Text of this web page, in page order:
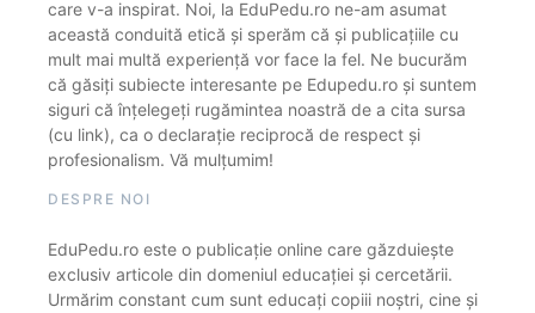
care v-a inspirat. Noi, la EduPedu.ro ne-am asumat
această conduită etică și sperăm că și publicațiile cu
mult mai multă experiență vor face la fel. Ne bucurăm
că găsiți subiecte interesante pe Edupedu.ro și suntem
siguri că înțelegeți rugămintea noastră de a cita sursa
(cu link), ca o declarație reciprocă de respect și
profesionalism. Vă mulțumim!
DESPRE NOI
EduPedu.ro este o publicație online care găzduiește
exclusiv articole din domeniul educației și cercetării.
Urmărim constant cum sunt educați copiii noștri, cine și